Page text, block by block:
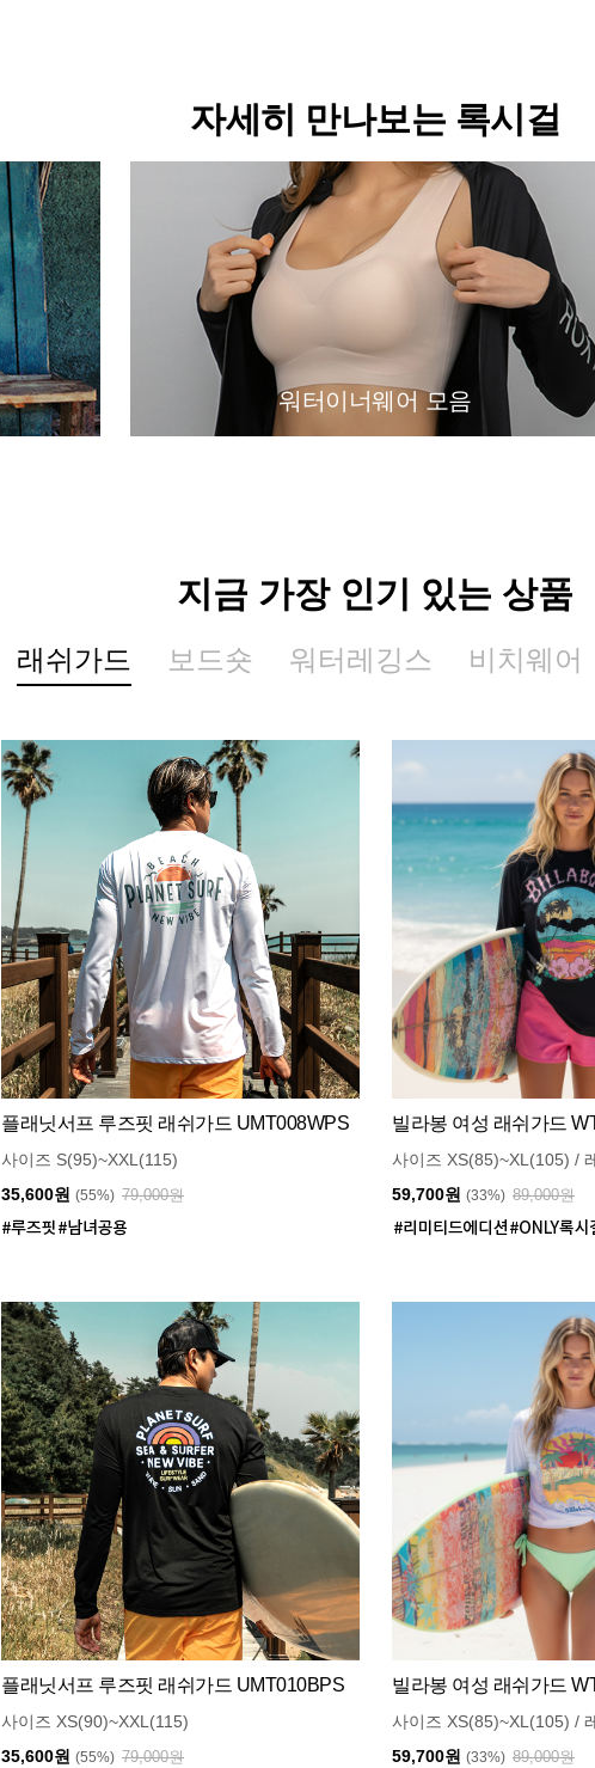
자세히 만나보는 록시걸
워터이너웨어 모음
지금 가장 인기 있는 상품
래쉬가드 보드숏 워터레깅스 비치웨어
플래닛서프 루즈핏 래쉬가드 UMT008WPS
사이즈 S(95)~XXL(115)
35,600원 (55%) 79,000원
빌라봉 여성 래쉬가드
사이즈 XS(85)~XL(105) /
59,700원 (33%) 89,000원
플래닛서프 루즈핏 래쉬가드 UMT010BPS
사이즈 XS(90)~XXL(115)
35,600원 (55%) 79,000원
빌라봉 여성 래쉬가드
사이즈 XS(85)~XL(105) /
59,700원 (33%) 89,000원